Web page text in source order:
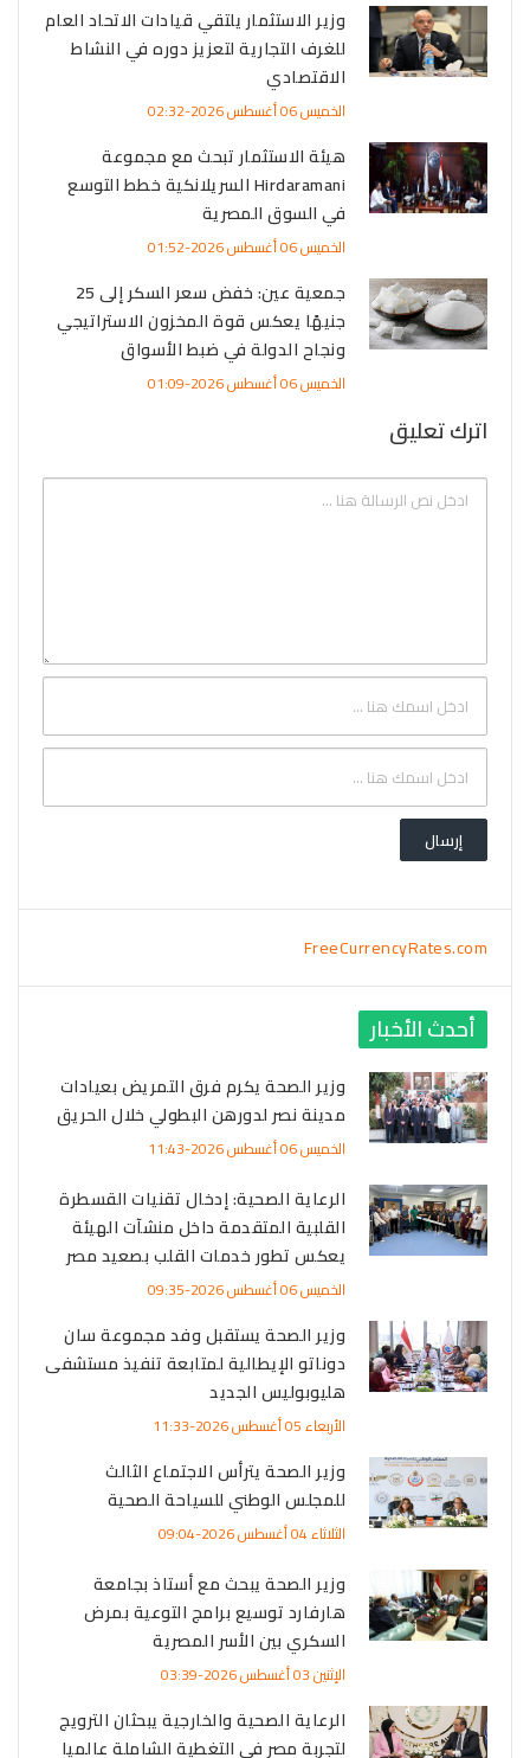
وزير الاستثمار يلتقي قيادات الاتحاد العام
للغرف التجارية لتعزيز دوره في النشاط
الاقتصادي
الخميس 06 أغسطس 2026-02:32
هيئة الاستثمار تبحث مع مجموعة
Hirdaramani السريلانكية خطط التوسع
في السوق المصرية
الخميس 06 أغسطس 2026-01:52
جمعية عين: خفض سعر السكر إلى 25
جنيهًا يعكس قوة المخزون الاستراتيجي
ونجاح الدولة في ضبط الأسواق
الخميس 06 أغسطس 2026-01:09
اترك تعليق
FreeCurrencyRates.com
أحدث الأخبار
وزير الصحة يكرم فرق التمريض بعيادات
مدينة نصر لدورهن البطولي خلال الحريق
الخميس 06 أغسطس 2026-11:43
الرعاية الصحية: إدخال تقنيات القسطرة
القلبية المتقدمة داخل منشآت الهيئة
يعكس تطور خدمات القلب بصعيد مصر
الخميس 06 أغسطس 2026-09:35
وزير الصحة يستقبل وفد مجموعة سان
دوناتو الإيطالية لمتابعة تنفيذ مستشفى
هليوبوليس الجديد
الأربعاء 05 أغسطس 2026-11:33
وزير الصحة يترأس الاجتماع الثالث
للمجلس الوطني للسياحة الصحية
الثلاثاء 04 أغسطس 2026-09:04
وزير الصحة يبحث مع أستاذ بجامعة
هارفارد توسيع برامج التوعية بمرض
السكري بين الأسر المصرية
الإثنين 03 أغسطس 2026-03:39
الرعاية الصحية والخارجية يبحثان الترويج
لتجربة مصر في التغطية الشاملة عالميا